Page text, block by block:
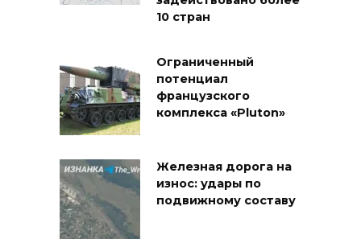
10 стран
Ограниченный
потенциал
французского
комплекса «Pluton»
Железная дорога на
износ: удары по
подвижному составу